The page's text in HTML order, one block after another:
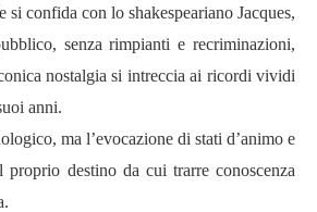
confida con lo shakespeariano Jacques,
senza rimpianti e recriminazioni,
nostalgia si intreccia ai ricordi vividi
anni.
ma l’evocazione di stati d’animo e
proprio destino da cui trarre conoscenza